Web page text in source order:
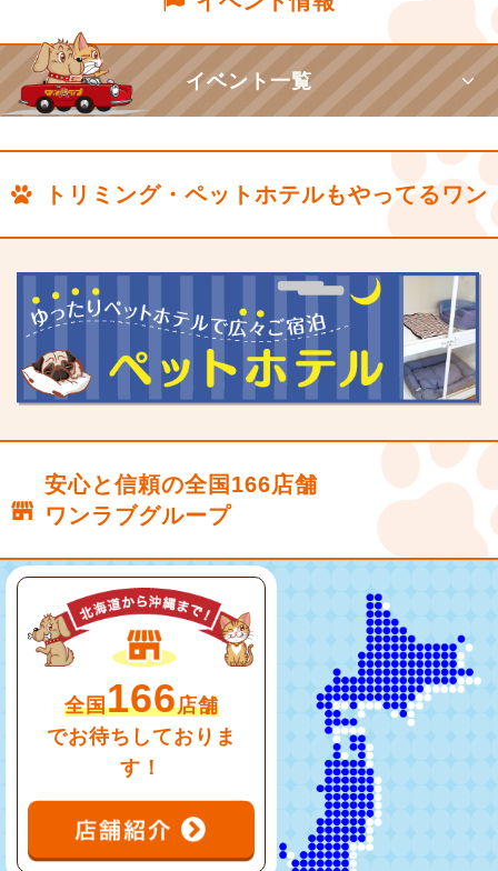
イベント一覧
トリミング・ペットホテルもやってるワン
安心と信頼の全国166店舗
ワンラブグループ
全国166店舗
でお待ちしておりま
す！